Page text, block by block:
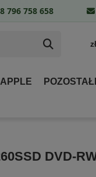
zł
DVD-
796 758 658